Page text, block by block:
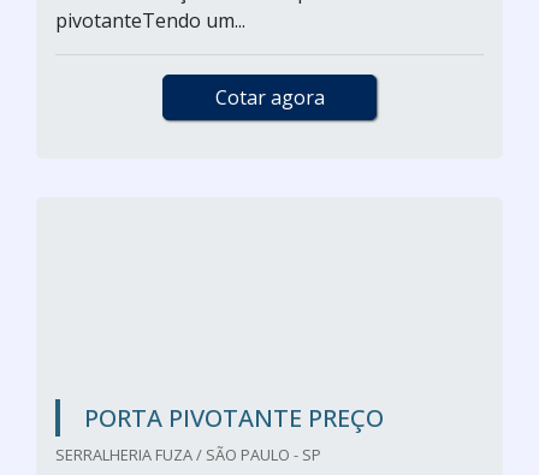
pivotanteTendo um...
Cotar agora
PORTA PIVOTANTE PREÇO
SERRALHERIA FUZA / SÃO PAULO - SP